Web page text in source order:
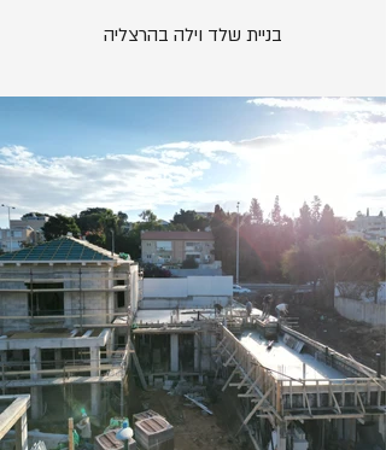
בניית שלד וילה בהרצליה